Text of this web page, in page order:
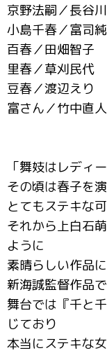
京野法嗣／長谷
小島千春／富司
百春／田畑智子
里春／草刈民代
豆春／渡辺えり
富さん／竹中直人
「舞妓はレディ
その頃は春子を
とてもステキな
それから上白石
ように
素晴らしい作品
新海誠監督作品
舞台では『千と
じており
本当にステキな